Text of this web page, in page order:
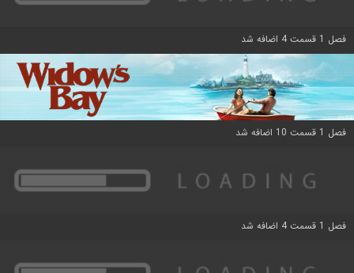
فصل 1 قسمت 4 اضافه شد
فصل 1 قسمت 10 اضافه شد
فصل 1 قسمت 4 اضافه شد